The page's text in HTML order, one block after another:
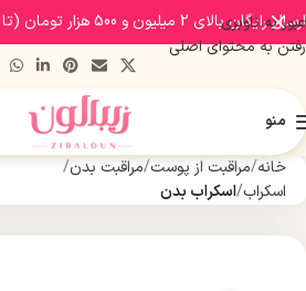
عبور به ناوبری
رفتن به محتوای اصلی
منو
خانه مراقبت از پوست مراقبت بدن
اسکراب اسکراب بدن
ارسال رایگان بالای 2 میلیون و 500 هزار تومان (تا 5 کیلوگرم)